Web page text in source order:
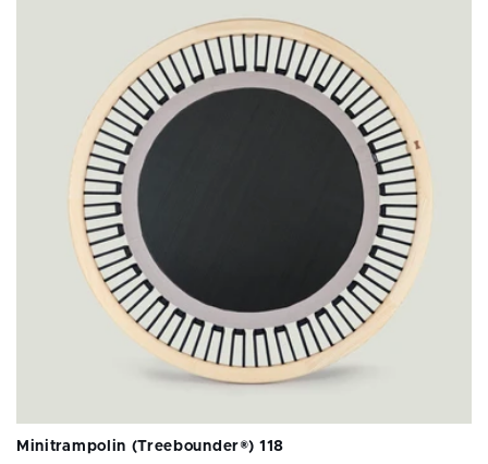
o
r
Minitrampolin (Treebounder®) 118